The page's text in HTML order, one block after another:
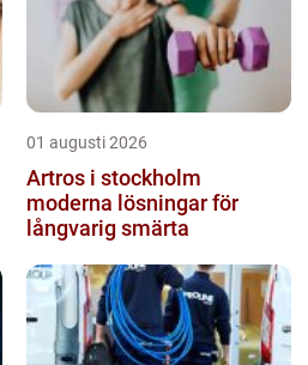
01 augusti 2026
Artros i stockholm
moderna lösningar för
långvarig smärta